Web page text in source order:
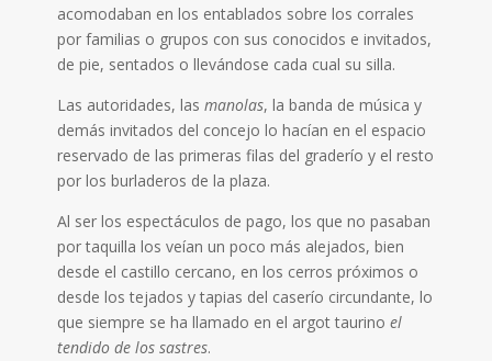
acomodaban en los entablados sobre los corrales
por familias o grupos con sus conocidos e invitados,
de pie, sentados o llevándose cada cual su silla.
Las autoridades, las manolas, la banda de música y
demás invitados del concejo lo hacían en el espacio
reservado de las primeras filas del graderío y el resto
por los burladeros de la plaza.
Al ser los espectáculos de pago, los que no pasaban
por taquilla los veían un poco más alejados, bien
desde el castillo cercano, en los cerros próximos o
desde los tejados y tapias del caserío circundante, lo
que siempre se ha llamado en el argot taurino el
tendido de los sastres.